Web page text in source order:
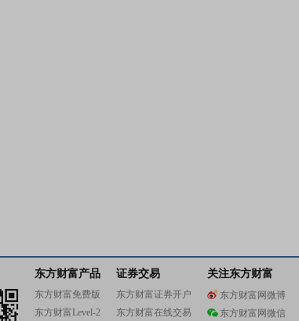
东方财富产品
东方财富免费版
东方财富Level-2
证券交易
东方财富证券开户
东方财富在线交易
关注东方财富
东方财富网微博
东方财富网微信